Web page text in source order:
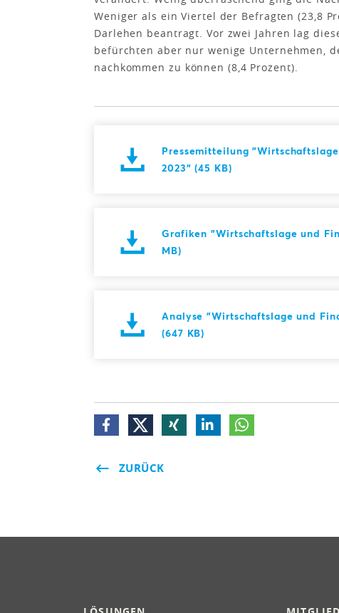
Weniger als ein Viertel der Befragten (23,8
Darlehen beantragt. Vor zwei Jahren lag
befürchten aber nur wenige Unternehmen,
nachkommen zu können (8,4 Prozent).
Pressemitteilung
2023" (45 KB)
Grafiken "Wirtschaftslage und
MB)
Analyse "Wirtschaftslage und
(647 KB)
ZURÜCK